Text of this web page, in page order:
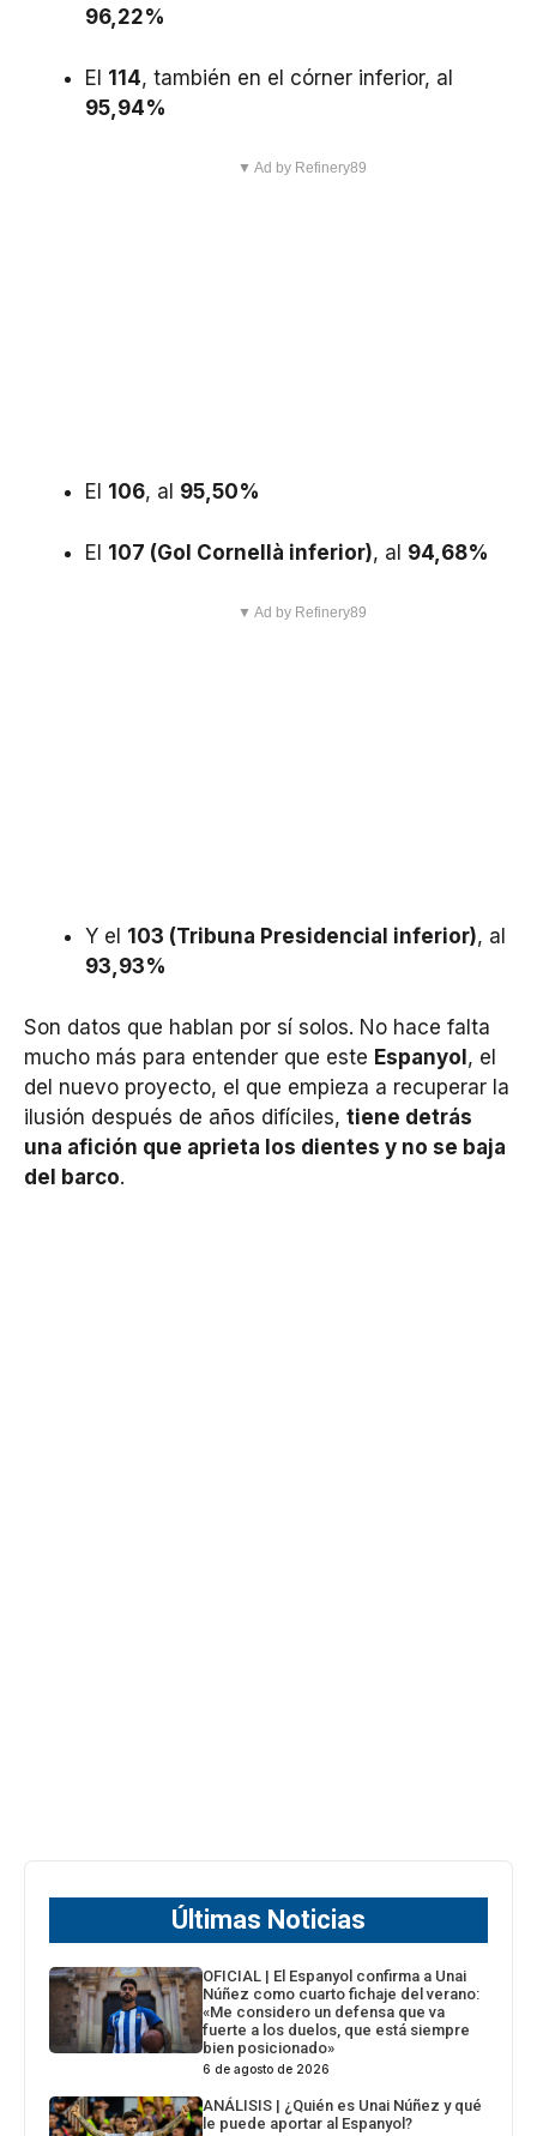
96,22%
El 114, también en el córner inferior, al
95,94%
▼ Ad by Refinery89
El 106, al 95,50%
El 107 (Gol Cornellà inferior), al 94,68%
▼ Ad by Refinery89
Y el 103 (Tribuna Presidencial inferior), al
93,93%
Son datos que hablan por sí solos. No hace falta
mucho más para entender que este Espanyol, el
del nuevo proyecto, el que empieza a recuperar la
ilusión después de años difíciles, tiene detrás
una afición que aprieta los dientes y no se baja
del barco.
Últimas Noticias
OFICIAL | El Espanyol confirma a Unai
Núñez como cuarto fichaje del verano:
«Me considero un defensa que va
fuerte a los duelos, que está siempre
bien posicionado»
6 de agosto de 2026
ANÁLISIS | ¿Quién es Unai Núñez y qué
le puede aportar al Espanyol?